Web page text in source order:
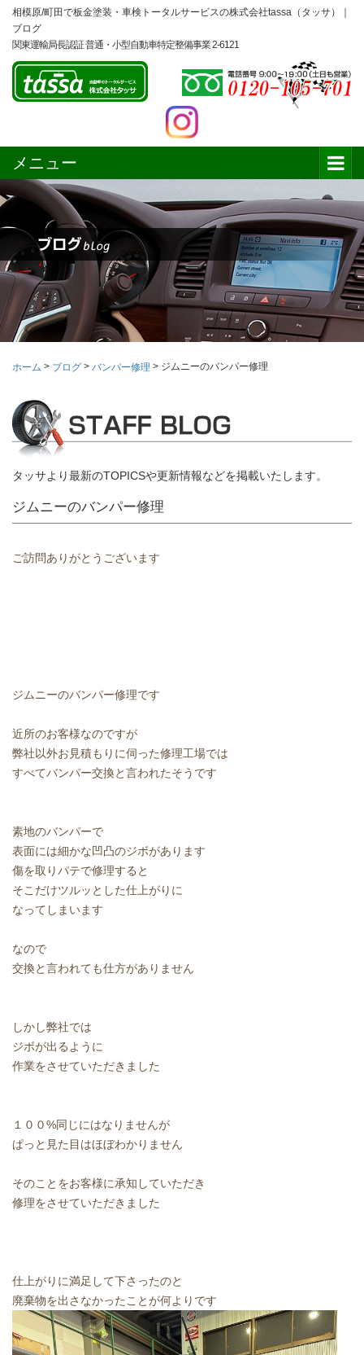
相模原/町田で板金塗装・車検トータルサービスの株式会社tassa（タッサ）｜
ブログ
関東運輸局長認証 普通・小型自動車特定整備事業 2-6121
メニュー
ホーム > ブログ > バンパー修理 > ジムニーのバンパー修理
タッサより最新のTOPICSや更新情報などを掲載いたします。
ジムニーのバンパー修理
ご訪問ありがとうございます
ジムニーのバンパー修理です
近所のお客様なのですが
弊社以外お見積もりに伺った修理工場では
すべてバンパー交換と言われたそうです
素地のバンパーで
表面には細かな凹凸のジボがあります
傷を取りパテで修理すると
そこだけツルッとした仕上がりに
なってしまいます
なので
交換と言われても仕方がありません
しかし弊社では
ジボが出るように
作業をさせていただきました
１００%同じにはなりませんが
ぱっと見た目はほぼわかりません
そのことをお客様に承知していただき
修理をさせていただきました
仕上がりに満足して下さったのと
廃棄物を出さなかったことが何よりです